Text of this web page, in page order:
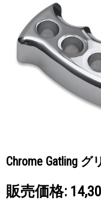
Chrome Gatling
販売価格: